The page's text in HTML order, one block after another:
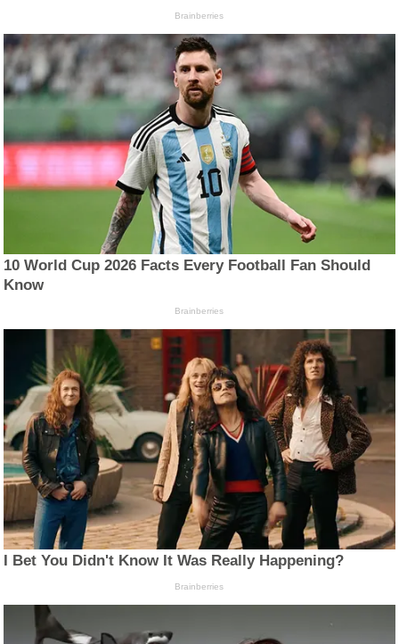
Brainberries
10 World Cup 2026 Facts Every Football Fan Should
Know
Brainberries
I Bet You Didn't Know It Was Really Happening?
Brainberries